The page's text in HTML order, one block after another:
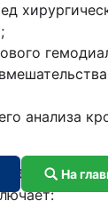
анализа
На